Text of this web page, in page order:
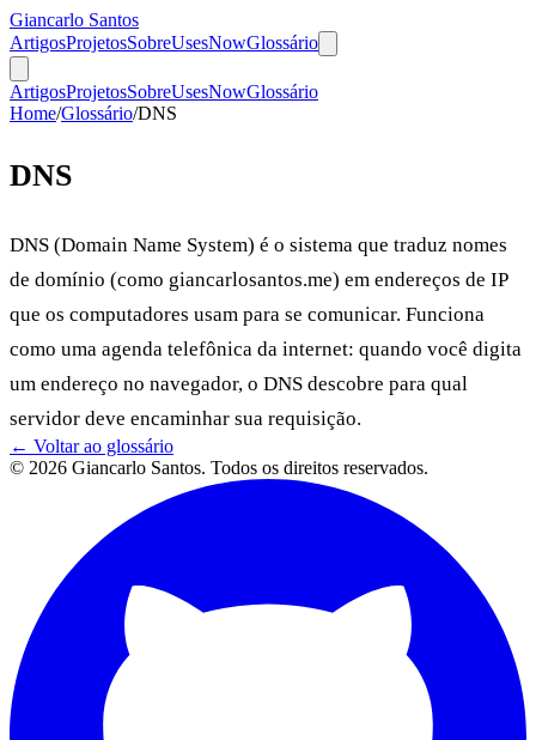
Giancarlo Santos
ArtigosProjetosSobreUsesNowGlossário
ArtigosProjetosSobreUsesNowGlossário
Home/Glossário/DNS
DNS
DNS (Domain Name System) é o sistema que traduz nomes
de domínio (como giancarlosantos.me) em endereços de IP
que os computadores usam para se comunicar. Funciona
como uma agenda telefônica da internet: quando você digita
um endereço no navegador, o DNS descobre para qual
servidor deve encaminhar sua requisição.
← Voltar ao glossário
© 2026 Giancarlo Santos. Todos os direitos reservados.